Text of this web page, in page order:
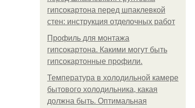
гипсокартона перед шпаклевкой
стен: инструкция отделочных работ
Профиль для монтажа
гипсокартона. Какими могут быть
гипсокартонные профили.
Температура в холодильной камере
бытового холодильника, какая
должна быть. Оптимальная